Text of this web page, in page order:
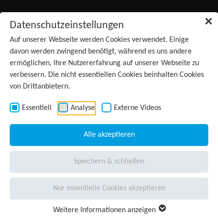
✕
Datenschutzeinstellungen
Auf unserer Webseite werden Cookies verwendet. Einige
davon werden zwingend benötigt, während es uns andere
ermöglichen, Ihre Nutzererfahrung auf unserer Webseite zu
verbessern. Die nicht essentiellen Cookies beinhalten Cookies
von Drittanbietern.
Essentiell Analyse Externe Videos
Alle akzeptieren
Speichern & schließen
Nur essentielle Cookies akzeptieren
Weitere Informationen anzeigen
Produkte
Services
Unternehmen
Presse
Karriere